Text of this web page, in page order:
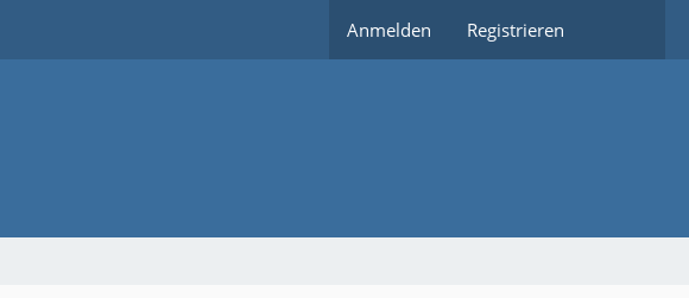
Anmelden Registrieren